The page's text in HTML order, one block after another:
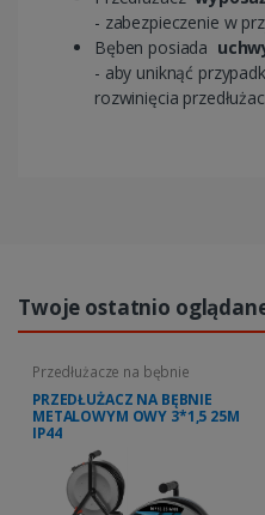
- zabezpieczenie w
Bęben posiada
- aby uniknąć
rozwinięcia
Twoje ostatnio
Przedłużacze na bębnie
PRZEDŁUŻACZ NA BĘBNIE
METALOWYM OWY 3*1,5 25M
IP44